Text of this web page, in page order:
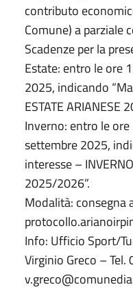
contributo
Comune) a parziale
Scadenze per la
Estate: entro le ore
2025, indicando
ESTATE ARIANESE
Inverno: entro le
settembre 2025,
interesse –
2025/2026”.
Modalità: consegna
Info: Ufficio Sport/
Virginio Greco –